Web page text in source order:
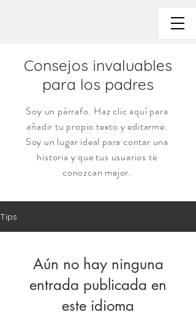
Consejos invaluables
para los padres
Soy un párrafo. Haz clic aquí para
añadir tu propio texto y editarme.
Soy un lugar ideal para contar una
historia y que tus usuarios te
conozcan mejor.
Tips
Aún no hay ninguna
entrada publicada en
este idioma